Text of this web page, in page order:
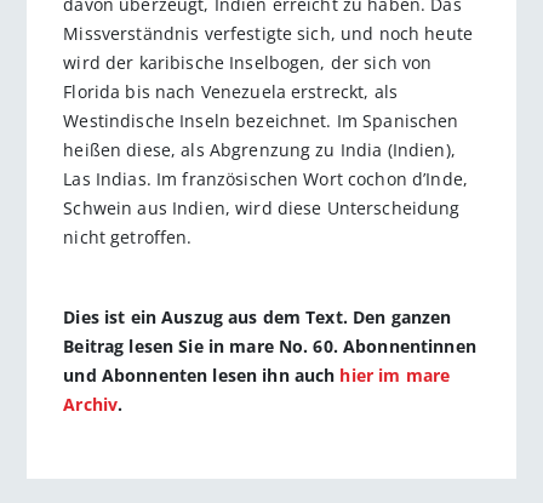
Missverständnis verfestigte sich, und noch heute
wird der karibische Inselbogen, der sich von
Florida bis nach Venezuela erstreckt, als
Westindische Inseln bezeichnet. Im Spanischen
heißen diese, als Abgrenzung zu India (Indien),
Las Indias. Im französischen Wort cochon d’Inde,
Schwein aus Indien, wird diese Unterscheidung
nicht getroffen.
Dies ist ein Auszug aus dem Text. Den ganzen
Beitrag lesen Sie in mare No. 60. Abonnentinnen
und Abonnenten lesen ihn auch hier im mare
Archiv.